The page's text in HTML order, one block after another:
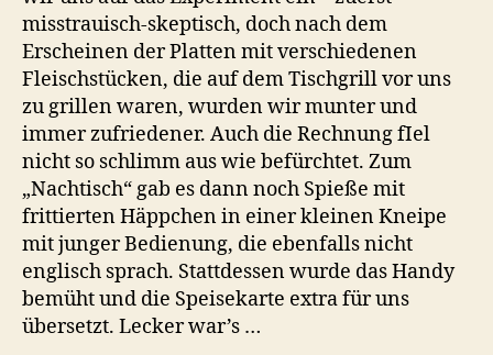
misstrauisch-skeptisch, doch nach dem
Erscheinen der Platten mit verschiedenen
Fleischstücken, die auf dem Tischgrill vor uns
zu grillen waren, wurden wir munter und
immer zufriedener. Auch die Rechnung fIel
nicht so schlimm aus wie befürchtet. Zum
„Nachtisch“ gab es dann noch Spieße mit
frittierten Häppchen in einer kleinen Kneipe
mit junger Bedienung, die ebenfalls nicht
englisch sprach. Stattdessen wurde das Handy
bemüht und die Speisekarte extra für uns
übersetzt. Lecker war’s …